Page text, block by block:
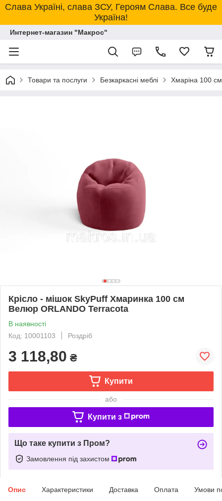
Слава Україні, слава ЗСУ, Героям Слава. Все буде
Україна!
Интернет-магазин "Макрос"
Товари та послуги Безкаркасні меблі Хмаріна 100
Крісло - мішок SkyPuff Хмаринка 100 см
Велюр ORLANDO Terracota
В наявності
Код: 10001103
Роздріб
3 118,80 ₴
Купити
або
Купити з
Що таке купити з Пром?
Замовлення під захистом
Опис Характеристики Доставка Оплата Умови